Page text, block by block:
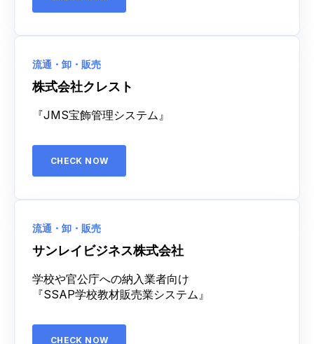
流通・卸・販売
株式会社クレスト
『JMS宝飾管理システム』
CHECK NOW
流通・卸・販売
サンレイビジネス株式会社
学校や官公庁への納入業者向け
『SSAP学校教材販売業システム』
CHECK NOW